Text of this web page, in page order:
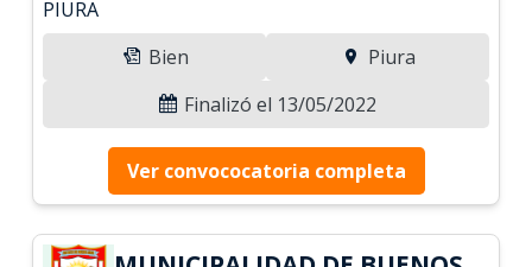
PIURA
Bien
Piura
Finalizó el 13/05/2022
Ver convococatoria completa